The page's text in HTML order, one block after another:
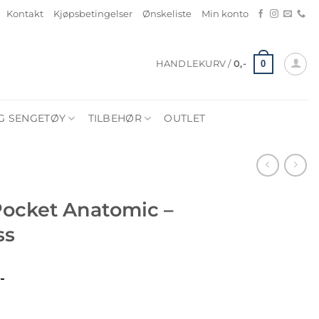
Kontakt Kjøpsbetingelser Ønskeliste Min konto
HANDLEKURV / 0,- 0
SENGETØY TILBEHØR OUTLET
Anatomic –